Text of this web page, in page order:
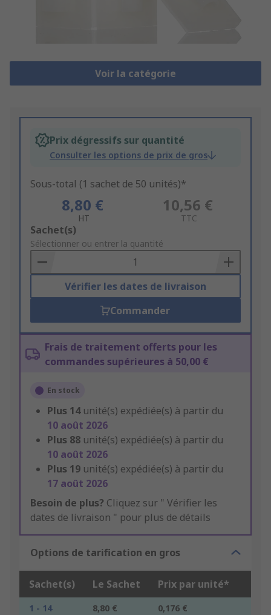
Voir la catégorie
Prix dégressifs sur quantité
Consulter les options de prix de gros
Sous-total (1 sachet de 50 unités)*
8,80 €
HT
10,56 €
TTC
Add
to
Basket
Sachet(s)
Sélectionner ou entrer la quantité
Vérifier les dates de livraison
Commander
Frais de traitement offerts pour les
commandes supérieures à 50,00 €
En stock
Plus 14 unité(s) expédiée(s) à partir du
10 août 2026
Plus 88 unité(s) expédiée(s) à partir du
10 août 2026
Plus 19 unité(s) expédiée(s) à partir du
17 août 2026
Besoin de plus? Cliquez sur " Vérifier les
dates de livraison " pour plus de détails
Options de tarification en gros
Sachet(s) Le Sachet Prix par unité*
1 - 14 8,80 €
0,176 €